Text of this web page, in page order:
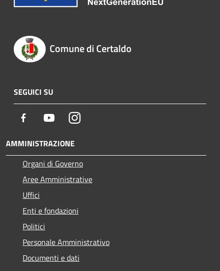
Comune di Certaldo
SEGUICI SU
Facebook YoutubeInstagram
AMMINISTRAZIONE
Organi di Governo
Aree Amministrative
Uffici
Enti e fondazioni
Politici
Personale Amministrativo
Documenti e dati